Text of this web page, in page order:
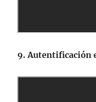
9. Autentificación